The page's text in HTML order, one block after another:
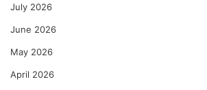
July 2026
June 2026
May 2026
April 2026